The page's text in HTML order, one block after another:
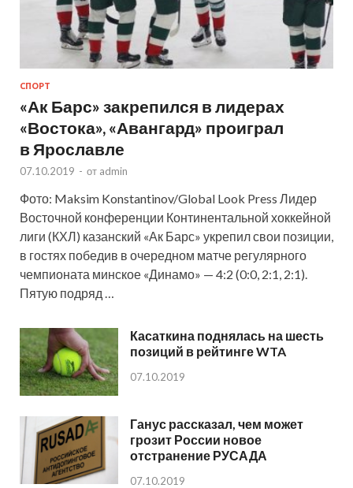
СПОРТ
«Ак Барс» закрепился в лидерах
«Востока», «Авангард» проиграл
в Ярославле
07.10.2019 - от admin
Фото: Maksim Konstantinov/Global Look Press Лидер
Восточной конференции Континентальной хоккейной
лиги (КХЛ) казанский «Ак Барс» укрепил свои позиции,
в гостях победив в очередном матче регулярного
чемпионата минское «Динамо» — 4:2 (0:0, 2:1, 2:1).
Пятую подряд …
Касаткина поднялась на шесть
позиций в рейтинге WTA
07.10.2019
Ганус рассказал, чем может
грозит России новое
отстранение РУСАДА
07.10.2019